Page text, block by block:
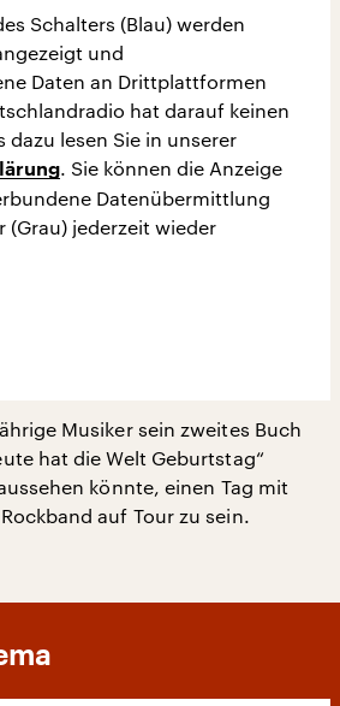
Schalters (Blau) werden
und
Daten an Drittplattformen
hat darauf keinen
dazu lesen Sie in unserer
. Sie können die Anzeige
Datenübermittlung
(Grau) jederzeit wieder
Musiker sein zweites Buch
hat die Welt Geburtstag“
könnte, einen Tag mit
auf Tour zu sein.